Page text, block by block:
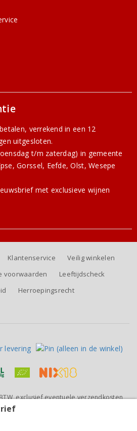
verrekend in een 12
uitgesloten.
t/m zaterdag) in gemeente
Gorssel, Eefde, Olst, Wesepe
met exclusieve wijnen
Klantenservice
Veilig winkelen
voorwaarden
Leeftijdscheck
Herroepingsrecht
exclusief eventuele verzendkosten
tot 6 flessen)